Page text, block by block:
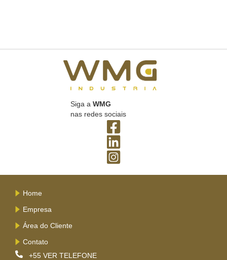
Siga a WMG
nas redes sociais
Home
Empresa
Área do Cliente
Contato
+55 VER TELEFONE